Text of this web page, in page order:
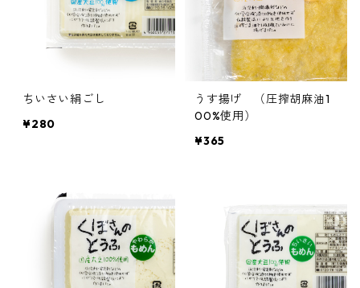
ちいさい絹ごし
¥280
うす揚げ （圧搾胡麻油1
00%使用）
¥365